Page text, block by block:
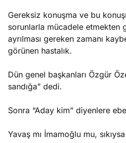
Gereksiz konuşma ve bu
sorunlarla mücadele etmekten
ayrılması gereken zamanı
görünen hastalık.
Dün genel başkanları Özgür
sandığa” dedi.
Sonra “Aday kim” diyenlere
Yavaş mı İmamoğlu mu,